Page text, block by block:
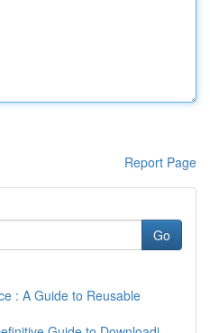
Report Page
Go
: A Guide to Reusable